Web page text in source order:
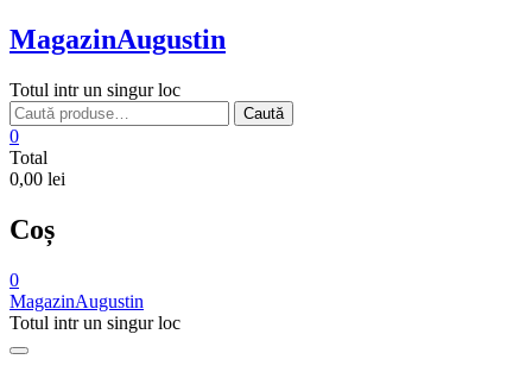
Skip
to
MagazinAugustin
Totul intr un singur loc
Caută
după:
Caută
0
Total
0,00 lei
Coș
0
MagazinAugustin
Totul intr un singur loc